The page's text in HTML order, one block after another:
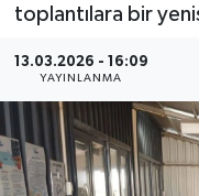
toplantılara bir
13.03.2026 - 16:09
YAYINLANMA
Gündem
Kültür Sanat